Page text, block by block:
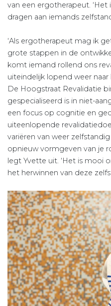
van een ergotherapeut.
dragen aan iemands
‘Als ergotherapeut mag ik
grote stappen in de
komt iemand rollend ons
uiteindelijk lopend weer naar
De Hoogstraat Revalidatie
gespecialiseerd is in niet-
een focus op cognitie en
uiteenlopende
variëren van weer
opnieuw vormgeven van je
legt Yvette uit. ‘Het is mooi
het herwinnen van deze